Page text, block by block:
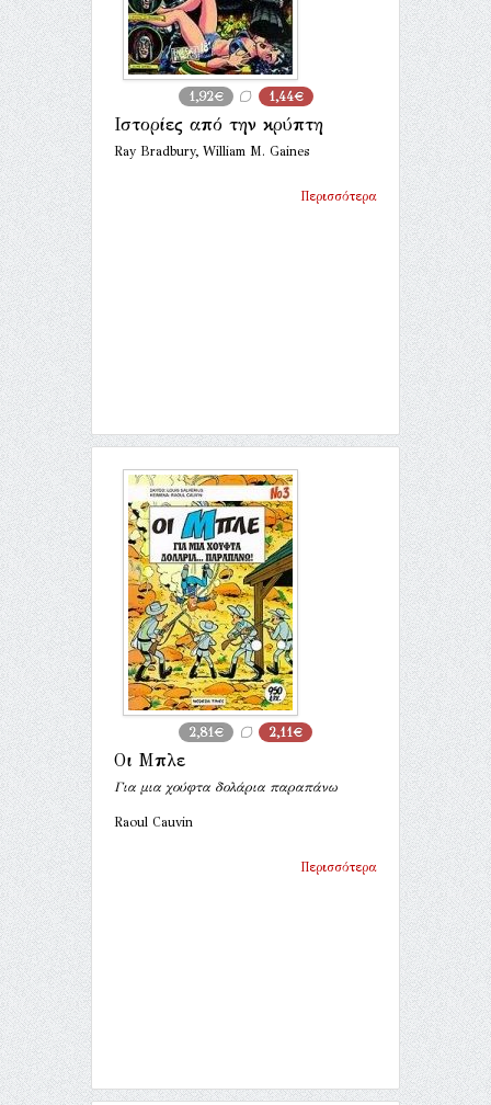
1,92€ 1,44€
Ιστορίες από την κρύπτη
Ray Bradbury, William M. Gaines
Περισσότερα
2,81€ 2,11€
Οι Μπλε
Για μια χούφτα δολάρια παραπάνω
Raoul Cauvin
Περισσότερα